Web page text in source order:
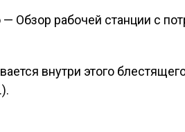
внутри этого